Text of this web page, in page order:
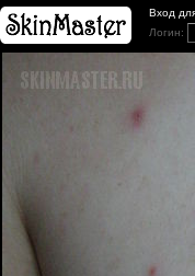
Вход
Логин: